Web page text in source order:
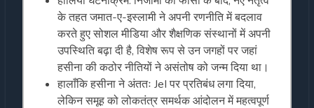
के तहत जमात-ए-इस्लामी ने अपनी रणनीति में बदलाव
करते हुए सोशल मीडिया और शैक्षणिक संस्थानों में अपनी
उपस्थिति बढ़ा दी है, विशेष रूप से उन जगहों पर जहां
हसीना की कठोर नीतियों ने असंतोष को जन्म दिया था।
हालाँकि हसीना ने अंततः JeI पर प्रतिबंध लगा दिया,
लेकिन समूह को लोकतंत्र समर्थक आंदोलन में महत्वपूर्ण